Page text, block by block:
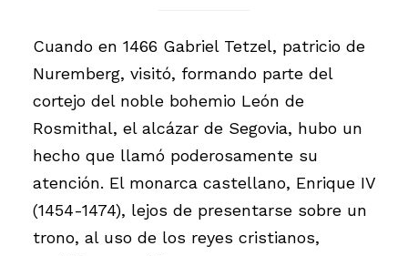
Cuando en 1466 Gabriel Tetzel, patricio de
Nuremberg, visitó, formando parte del
cortejo del noble bohemio León de
Rosmithal, el alcázar de Segovia, hubo un
hecho que llamó poderosamente su
atención. El monarca castellano, Enrique IV
(1454-1474), lejos de presentarse sobre un
trono, al uso de los reyes cristianos,